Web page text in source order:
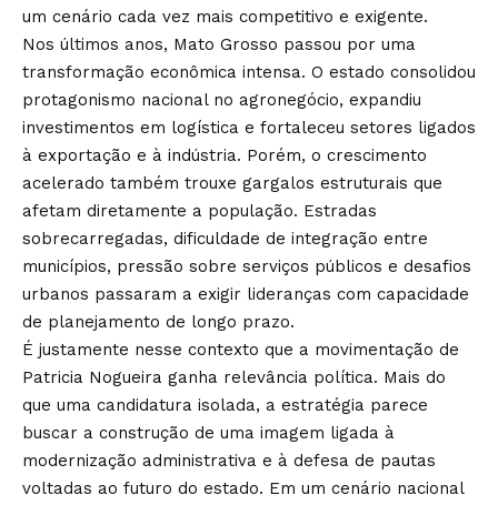
um cenário cada vez mais competitivo e exigente.
Nos últimos anos, Mato Grosso passou por uma
transformação econômica intensa. O estado consolidou
protagonismo nacional no agronegócio, expandiu
investimentos em logística e fortaleceu setores ligados
à exportação e à indústria. Porém, o crescimento
acelerado também trouxe gargalos estruturais que
afetam diretamente a população. Estradas
sobrecarregadas, dificuldade de integração entre
municípios, pressão sobre serviços públicos e desafios
urbanos passaram a exigir lideranças com capacidade
de planejamento de longo prazo.
É justamente nesse contexto que a movimentação de
Patricia Nogueira ganha relevância política. Mais do
que uma candidatura isolada, a estratégia parece
buscar a construção de uma imagem ligada à
modernização administrativa e à defesa de pautas
voltadas ao futuro do estado. Em um cenário nacional